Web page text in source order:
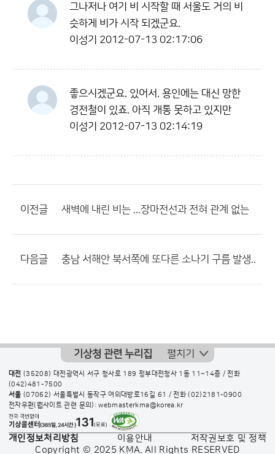
그나저나 여기 비 시작할 때 서울도 거의 비
슷하게 비가 시작 되겠군요.
이성기 2012-07-13 02:17:06
좋으시겠군요. 있어서. 용인에는 대신 망한
경전철이 있죠. 아직 개통 못하고 있지만
이성기 2012-07-13 02:14:19
이전글 새벽에 내린 비는 ...장마전선과 전혀 관계 없는
다음글 충남 서해안 북서쪽에 또다른 소나기 구름 발생..
기상청 관련 누리집 펼치기
대전 (35208) 대전광역시 서구 청사로 189 정부대전청사 1동 11~14층 / 전화
(042)481-7500
서울 (07062) 서울특별시 동작구 여의대방로16길 61 / 전화(02)2181-0900
전자우편(웹사이트 관련 문의): webmasterkma@korea.kr
개인정보처리방침 이용안내
저작권보호 및 정책
Copyright © 2025 KMA. All Rights RESERVED